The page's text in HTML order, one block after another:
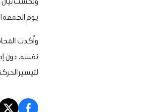
يوم الجمعة الموافق 3/7/2026 وحتى الساعة 6 صباحًا يوم السبت الموافق
وأكدت
نفسه، دون
لتيسير